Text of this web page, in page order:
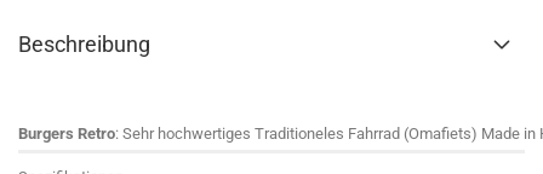
Beschreibung
Burgers Retro: Sehr hochwertiges Traditioneles Fahrrad (Omafiets) Made